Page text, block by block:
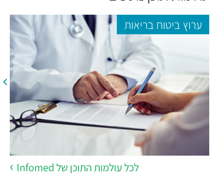
ערוץ ביטוח בריאות
לכל עולמות התוכן של Infomed